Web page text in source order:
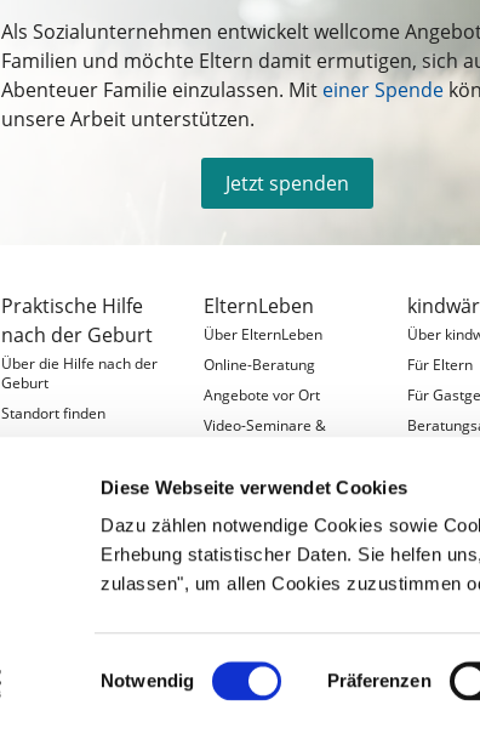
Diese Webseite verwendet Cookies
Dazu zählen notwendige Cookies sowie
Erhebung statistischer Daten. Sie helfen
zulassen", um allen Cookies zuzustimmen
Einwilligungsauswahl
Notwendig Präferenzen
Als Sozialunternehmen entwickelt wellcome
Familien und möchte Eltern damit ermutigen, sich
Abenteuer Familie einzulassen. Mit einer Spende
unsere Arbeit unterstützen.
Jetzt spenden
Praktische Hilfe
nach der Geburt
Über die Hilfe nach der
Geburt
Standort finden
ElternLeben
Über ElternLeben
Online-Beratung
Angebote vor Ort
Video-Seminare &
Über
Für Eltern
Für
Für
Digitale
2026 wellcome gGmbH Impressum Datenschutz Kontakt